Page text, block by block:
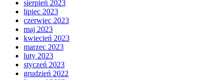
sierpień 2023
lipiec 2023
czerwiec 2023
maj 2023
kwiecień 2023
marzec 2023
luty 2023
styczeń 2023
grudzień 2022